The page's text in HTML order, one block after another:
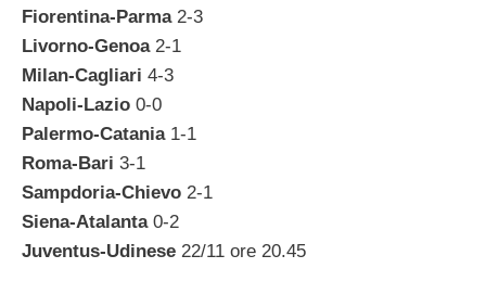
Fiorentina-Parma2-3
Livorno-Genoa2-1
Milan-Cagliari 4-3
Napoli-Lazio 0-0
Palermo-Catania1-1
Roma-Bari 3-1
Sampdoria-Chievo 2-1
Siena-Atalanta 0-2
Juventus-Udinese 22/11 ore 20.45